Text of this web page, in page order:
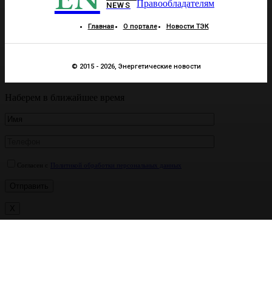
NEWS Правообладателям
Главная О портале Новости ТЭК
© 2015 - 2026, Энергетические новости
Наберем в ближайшее время